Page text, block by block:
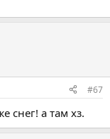
#67
снег! а там хз.